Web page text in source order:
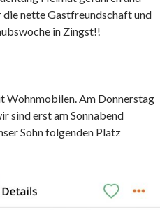
die nette Gastfreundschaft und
in Zingst!!
Wohnmobilen. Am Donnerstag
sind erst am Sonnabend
Sohn folgenden Platz